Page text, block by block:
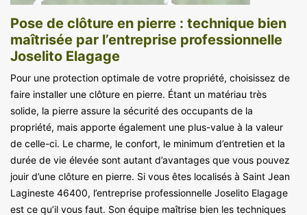
Pose de clôture en pierre : technique bien
maîtrisée par l’entreprise professionnelle
Joselito Elagage
Pour une protection optimale de votre propriété, choisissez de
faire installer une clôture en pierre. Étant un matériau très
solide, la pierre assure la sécurité des occupants de la
propriété, mais apporte également une plus-value à la valeur
de celle-ci. Le charme, le confort, le minimum d’entretien et la
durée de vie élevée sont autant d’avantages que vous pouvez
jouir d’une clôture en pierre. Si vous êtes localisés à Saint Jean
Lagineste 46400, l’entreprise professionnelle Joselito Elagage
est ce qu’il vous faut. Son équipe maîtrise bien les techniques